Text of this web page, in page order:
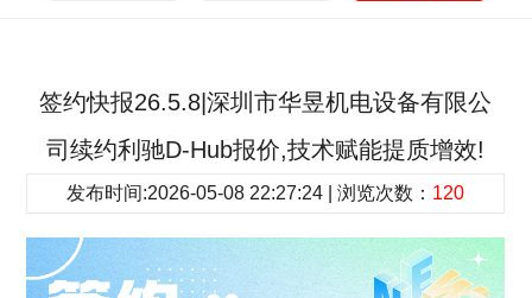
签约快报26.5.8|深圳市华昱机电设备有限公
司续约利驰D-Hub报价,技术赋能提质增效!
发布时间:2026-05-08 22:27:24 | 浏览次数： 120